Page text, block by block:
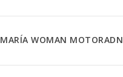
MARÍA WOMAN MOTORADN